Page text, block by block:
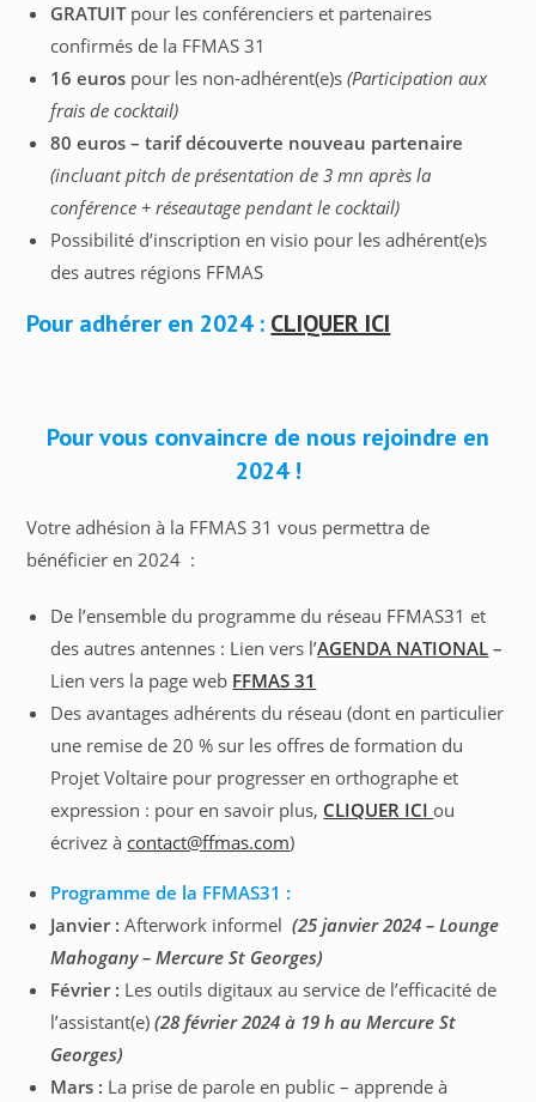
GRATUITpour les conférenciers et partenaires
confirmés de la FFMAS 31
16 euros pour les non-adhérent(e)s(Participation aux
frais de cocktail)
80 euros – tarif découverte nouveau partenaire
(incluant pitch de présentation de 3 mn après la
conférence + réseautage pendant le cocktail)
Possibilité d’inscription en visio pour les adhérent(e)s
des autres régions FFMAS
Pour adhérer en 2024 : CLIQUER ICI
Pour vous convaincre de nous rejoindre en
2024 !
Votre adhésion à la FFMAS 31 vous permettra de
bénéficier en 2024 :
De l’ensemble du programme du réseau FFMAS31 et
des autres antennes : Lien vers l’AGENDA NATIONAL –
Lien vers la page web FFMAS 31
Des avantages adhérents du réseau (dont en particulier
une remise de 20 % sur les offres de formation du
Projet Voltaire pour progresser en orthographe et
expression : pour en savoir plus, CLIQUER ICI ou
écrivez à contact@ffmas.com)
Programme de la FFMAS31 :
Janvier :Afterwork informel(25 janvier 2024 – Lounge
Mahogany – Mercure St Georges)
Février : Les outils digitaux au service de l’efficacité de
l’assistant(e)(28 février 2024 à 19 h au Mercure St
Georges)
Mars : La prise de parole en public – apprende à